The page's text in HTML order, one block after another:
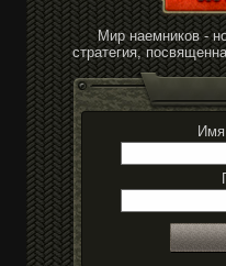
Мир наемников -
стратегия,